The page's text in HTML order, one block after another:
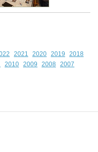
2021 2020 2019
2018
2010 2009 2008
2007